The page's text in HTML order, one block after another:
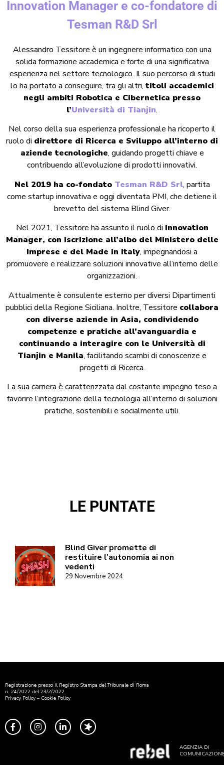
Innovation Manager e co-fondatore di
Tesman R&D Srl
Alessandro Tessitore è un ingegnere informatico con una
solida formazione accademica e forte di una significativa
esperienza nel settore tecnologico. Il suo percorso di studi
lo ha portato a conseguire, tra gli altri, titoli accademici
negli ambiti Robotica e Cibernetica presso
l’Università di Tianjin.
Nel corso della sua esperienza professionale ha ricoperto il
ruolo di direttore di Ricerca e Sviluppo all’interno di
aziende tecnologiche, guidando progetti chiave e
contribuendo all’evoluzione di prodotti innovativi.
Nel 2019 ha co-fondato Tesman R&D Srl, partita
come startup innovativa e oggi diventata PMI, che detiene il
brevetto del sistema Blind Giver.
Nel 2021, Tessitore ha assunto il ruolo di Innovation
Manager, con iscrizione all’albo del Ministero delle
Imprese e del Made in Italy, impegnandosi a
promuovere e realizzare soluzioni innovative all’interno delle
organizzazioni.
Attualmente è consulente esterno per diversi Dipartimenti
pubblici della Regione Siciliana. Inoltre, Tessitore collabora
con diverse aziende in Asia, condividendo
competenze e pratiche all’avanguardia e
continuando a interagire con le Università di
Tianjin e Manila, facilitando scambi di conoscenze e
progetti di Ricerca.
La sua carriera è caratterizzata dal costante impegno teso a
favorire l’integrazione della tecnologia all’interno di soluzioni
pratiche, sostenibili e socialmente utili.
LE PUNTATE
Blind Giver promette di
restituire l’autonomia ai non
vedenti
29 Novembre 2024
Registrazione presso il Registro Stampa del Tribunale di Roma
n. 24/2022 del 23/2/2022
Privacy Policy – Cookie Policy
AGENZIA DI